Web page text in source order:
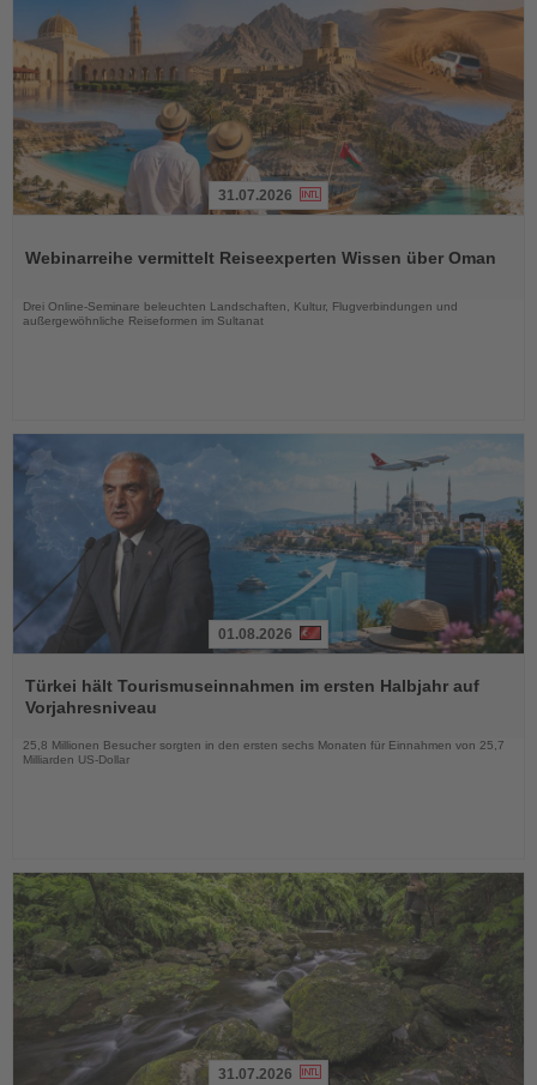
die
31.07.2026
Webinarreihe vermittelt Reiseexperten Wissen über Oman
Drei Online-Seminare beleuchten Landschaften, Kultur, Flugverbindungen und
außergewöhnliche Reiseformen im Sultanat
Sie
die
Nachrichten
01.08.2026
Türkei hält Tourismuseinnahmen im ersten Halbjahr auf
Vorjahresniveau
25,8 Millionen Besucher sorgten in den ersten sechs Monaten für Einnahmen von 25,7
Milliarden US-Dollar
31.07.2026